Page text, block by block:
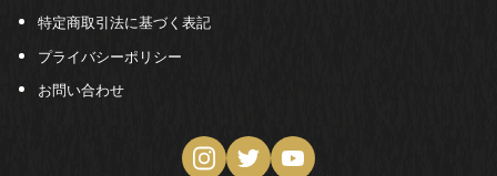
特定商取引法に基づく表記
プライバシーポリシー
お問い合わせ